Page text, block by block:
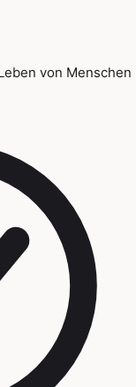
von Menschen